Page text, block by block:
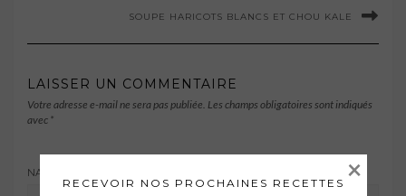
SOUPE HARICOTS BLANCS ET CHOU KALE
LAISSER UN COMMENTAIRE
Votre adresse e-mail ne sera pas publiée. Les champs obligatoires sont indiqués
avec *
NAME
RECEVOIR NOS PROCHAINES RECETTES ×